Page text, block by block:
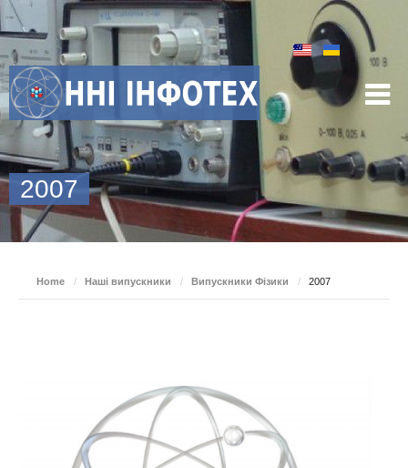
2007
Home / Наші випускники / Випускники Фізики / 2007